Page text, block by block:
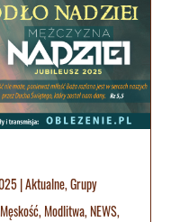
|Aktualne,Grupy
Męskość,Modlitwa,NEWS,